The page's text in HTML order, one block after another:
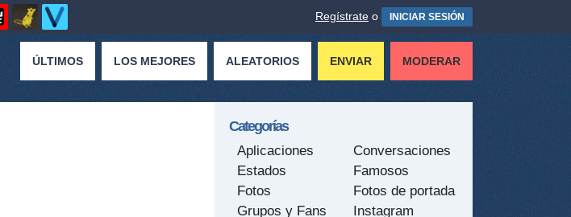
Regístrate o INICIAR SESIÓN
ÚLTIMOS LOS MEJORES ALEATORIOS ENVIAR MODERAR
Categorías
Aplicaciones
Conversaciones
Estados
Famosos
Fotos
Fotos de portada
Grupos y Fans
Instagram